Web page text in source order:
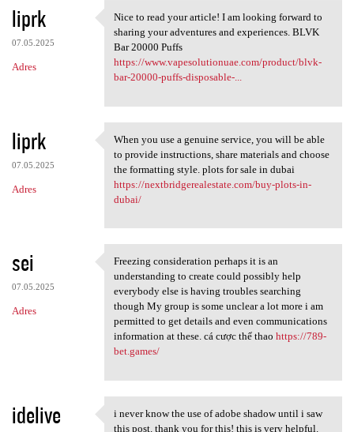
liprk
07.05.2025
Adres
Nice to read your article! I
Nice to read your article! I am looking forward to
sharing your adventures and experiences. BLVK
Bar 20000 Puffs
https://www.vapesolutionuae.com/product/blvk-
bar-20000-puffs-disposable-...
liprk
07.05.2025
Adres
When you use a genuine
When you use a genuine service, you will be able
to provide instructions, share materials and choose
the formatting style. plots for sale in dubai
https://nextbridgerealestate.com/buy-plots-in-
dubai/
sei
07.05.2025
Adres
Freezing consideration
Freezing consideration perhaps it is an
understanding to create could possibly help
everybody else is having troubles searching
though My group is some unclear a lot more i am
permitted to get details and even communications
information at these. cá cược thể thao https://789-
bet.games/
idelive i never know the use of adobe
i never know the use of adobe shadow until i saw
this post. thank you for this! this is very helpful.